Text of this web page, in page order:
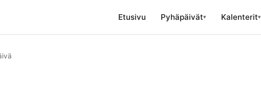
Etusivu Pyhäpäivät▾ Kalenterit▾